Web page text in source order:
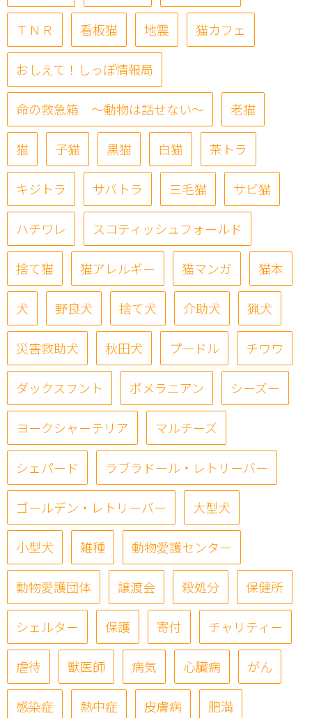
ＴＮＲ 看板猫 地震 猫カフェ
おしえて！しっぽ情報局
命の救急箱 ～動物は話せない～ 老猫
猫 子猫 黒猫 白猫 茶トラ
キジトラ サバトラ 三毛猫 サビ猫
ハチワレ スコティッシュフォールド
捨て猫 猫アレルギー 猫マンガ 猫本
犬 野良犬 捨て犬 介助犬 猟犬
災害救助犬 秋田犬 プードル チワワ
ダックスフント ポメラニアン シーズー
ヨークシャーテリア マルチーズ
シェパード ラブラドール・レトリーバー
ゴールデン・レトリーバー 大型犬
小型犬 雑種 動物愛護センター
動物愛護団体 譲渡会 殺処分 保健所
シェルター 保護 寄付 チャリティー
虐待 獣医師 病気 心臓病 がん
感染症 熱中症 皮膚病 肥満